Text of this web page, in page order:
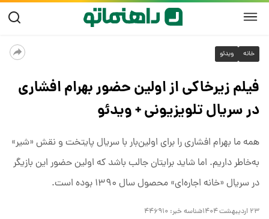
خانه ویدئو
فیلم زیرخاکی از اولین حضور بهرام افشاری
در سریال تلویزیونی + ویدئو
همه ما بهرام افشاری را برای اولین‌بار با سریال پایتخت و نقش «شیر»
به‌خاطر داریم. اما شاید برایتان جالب باشد که اولین حضور این بازیگر
در سریال «خانه اجاره‌ای» محصول سال ۱۳۹۰ بوده است.
۲۳ اردیبهشت ۱۴۰۴ شناسه خبر: ۴۴۶۹۱۰